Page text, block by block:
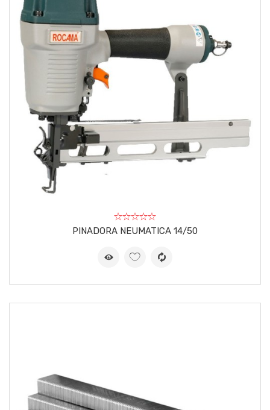
PINADORA NEUMATICA 14/50